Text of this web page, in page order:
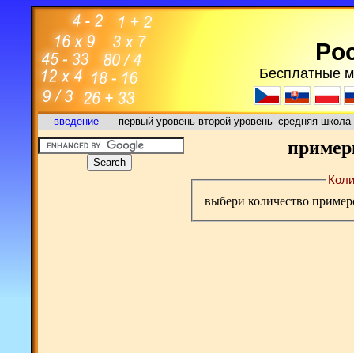
Бесплатные
введение первый уровень второй уровень средняя школа
выбери количество